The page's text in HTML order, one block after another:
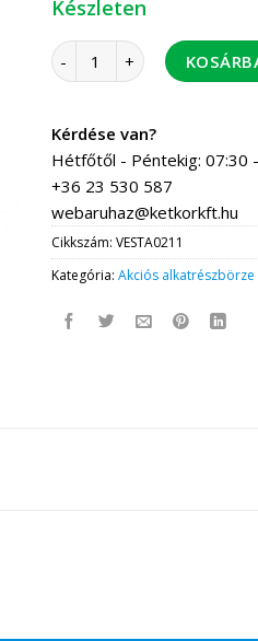
Készleten
Vesta M gáztűzhely
Kérdése van?
Hétfőtől - Péntekig: 07:30
+36 23 530 587
webaruhaz@ketkorkft.hu
Cikkszám:VESTA0211
Kategória:Akciós alkatrészbörze